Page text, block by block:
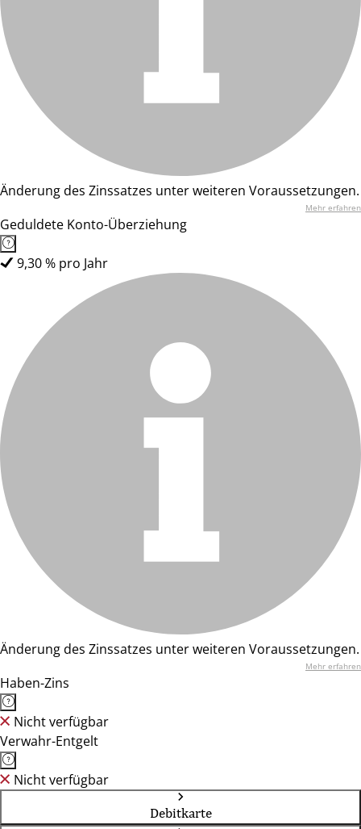
Änderung des Zinssatzes unter weiteren Voraussetzungen.
Mehr erfahren
Geduldete Konto-Überziehung
9,30 % pro Jahr
Änderung des Zinssatzes unter weiteren Voraussetzungen.
Mehr erfahren
Haben-Zins
Nicht verfügbar
Verwahr-Entgelt
Nicht verfügbar
Debitkarte